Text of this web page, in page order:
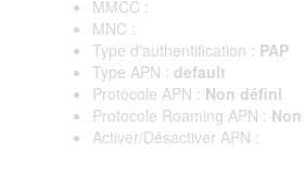
MMCC :
MNC :
Type d'authentification : PAP
Type APN : default
Protocole APN : Non défini
Protocole Roaming APN :
Activer/Désactiver APN :